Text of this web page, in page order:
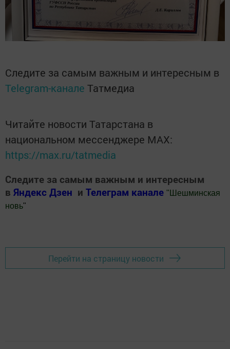
Следите за самым важным и интересным в
Telegram-канале Татмедиа
Читайте новости Татарстана в
национальном мессенджере MАХ:
https://max.ru/tatmedia
Следите за самым важным и интересным
в Яндекс Дзен и Телеграм канале " Шешминская
новь"
Перейти на страницу новости